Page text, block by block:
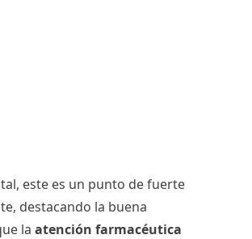
este es un punto de fuerte
destacando la buena
la atención farmacéutica